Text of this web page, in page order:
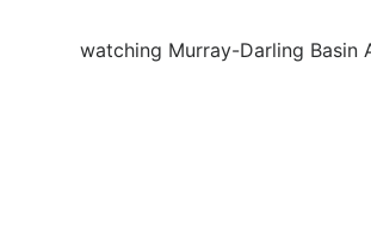
watching Murray-Darling Basin